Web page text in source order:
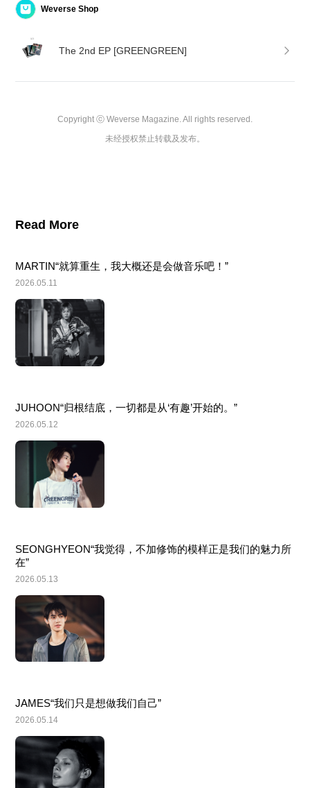
Weverse Shop
The 2nd EP [GREENGREEN]
Copyright ⓒ Weverse Magazine. All rights reserved.
未经授权禁止转载及发布。
Read More
MARTIN“就算重生，我大概还是会做音乐吧！”
2026.05.11
JUHOON“归根结底，一切都是从‘有趣’开始的。”
2026.05.12
SEONGHYEON“我觉得，不加修饰的模样正是我们的魅力所
在”
2026.05.13
JAMES“我们只是想做我们自己”
2026.05.14